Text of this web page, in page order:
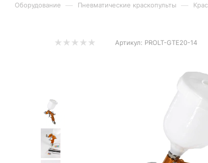
Оборудование — Пневматические краскопульты —
Артикул: PROLT-GTE20-14